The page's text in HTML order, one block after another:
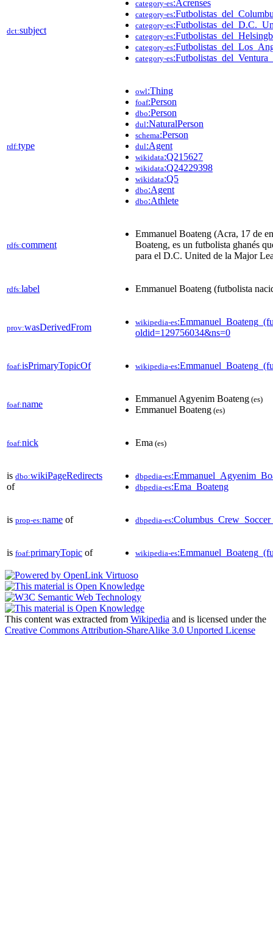
dct:subject
category-es:Acrenses
category-es
category-es
category-es
category-es
category-es
rdf:type
owl:Thing
foaf:Person
dbo:Person
dul:NaturalPerson
schema:Person
dul:Agent
wikidata:Q215627
wikidata:Q24229398
wikidata:Q5
dbo:Agent
dbo:Athlete
rdfs:comment
Emmanuel Boateng (Acra, 17 de
Boateng, es un futbolista ghanés
para el D.C. United de la Major
rdfs:label Emmanuel Boateng (futbolista
prov:wasDerivedFrom wikipedia-es
oldid=129756034&ns=0
foaf:isPrimaryTopicOf wikipedia-es
foaf:name
Emmanuel Agyenim Boateng (es)
Emmanuel Boateng (es)
foaf:nick Ema (es)
is dbo:wikiPageRedirects
of
dbpedia-es
dbpedia-es:Ema_Boateng
is prop-es:name of dbpedia-es
is foaf:primaryTopic of wikipedia-es
This content was extracted from Wikipedia and is licensed under the
Creative Commons Attribution-ShareAlike 3.0 Unported License